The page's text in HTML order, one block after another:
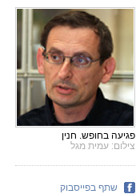
פגיעה בחופש. חנין
צילום: עמית מגל
שתף בפייסבוק